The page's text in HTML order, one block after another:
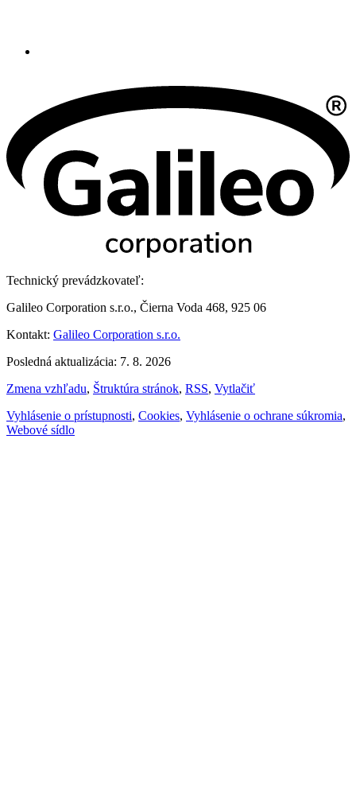
Technický prevádzkovateľ:
Galileo Corporation s.r.o., Čierna Voda 468, 925 06
Kontakt: Galileo Corporation s.r.o.
Posledná aktualizácia: 7. 8. 2026
Zmena vzhľadu, Štruktúra stránok, RSS, Vytlačiť
Vyhlásenie o prístupnosti, Cookies, Vyhlásenie o ochrane súkromia,
Webové sídlo